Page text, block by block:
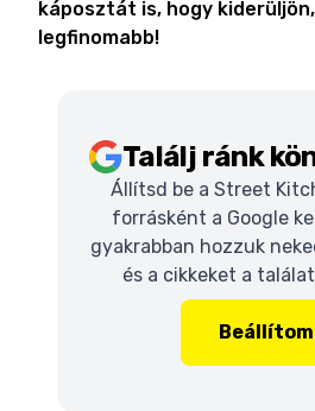
káposztát is, hogy
legfinomabb!
Találj ránk
Állítsd be a Street
forrásként a Google
gyakrabban hozzuk
és a cikkeket a
Beállítom